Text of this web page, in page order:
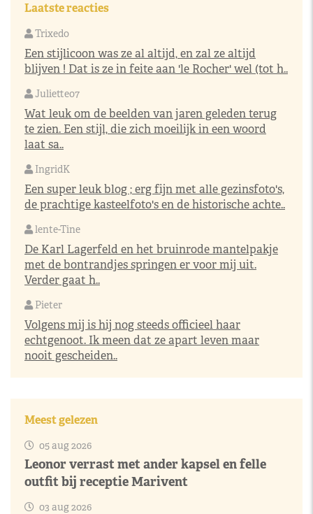
Laatste reacties
Trixedo
Een stijlicoon was ze al altijd, en zal ze altijd
blijven ! Dat is ze in feite aan 'le Rocher' wel (tot h..
Juliette07
Wat leuk om de beelden van jaren geleden terug
te zien. Een stijl, die zich moeilijk in een woord
laat sa..
IngridK
Een super leuk blog ; erg fijn met alle gezinsfoto's,
de prachtige kasteelfoto's en de historische achte..
lente-Tine
De Karl Lagerfeld en het bruinrode mantelpakje
met de bontrandjes springen er voor mij uit.
Verder gaat h..
Pieter
Volgens mij is hij nog steeds officieel haar
echtgenoot. Ik meen dat ze apart leven maar
nooit gescheiden..
Meest gelezen
05 aug 2026
Leonor verrast met ander kapsel en felle
outfit bij receptie Marivent
03 aug 2026